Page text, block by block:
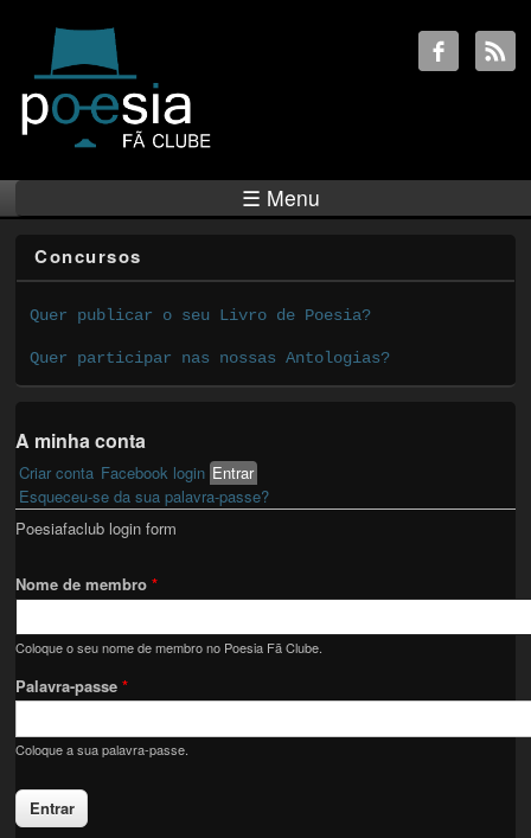
☰ Menu
Concursos
Quer publicar o seu Livro de Poesia?
Quer participar nas nossas Antologias?
A minha conta
Primary tabs
Criar conta Facebook login Entrar(active tab)
Esqueceu-se da sua palavra-passe?
Poesiafaclub login form
Nome de membro*
Coloque o seu nome de membro no Poesia Fã Clube.
Palavra-passe*
Coloque a sua palavra-passe.